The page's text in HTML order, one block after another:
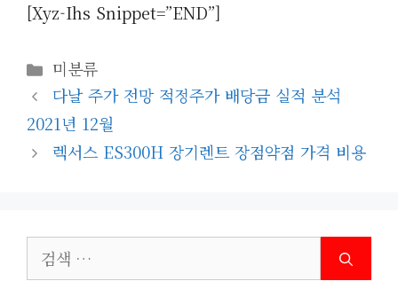
[xyz-Ihs Snippet=”END”]
카
테
고
리
미분류
다날 주가 전망 적정주가 배당금 실적 분석
2021년 12월
렉서스 ES300H 장기렌트 장점약점 가격 비용